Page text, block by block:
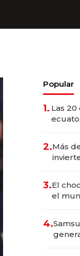
Popular
1. Las
2.Más
3.El
el
4.